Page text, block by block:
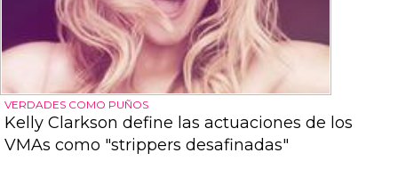
VERDADES COMO PUÑOS
Kelly Clarkson define las actuaciones de los
VMAs como "strippers desafinadas"